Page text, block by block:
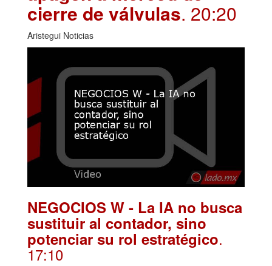
cierre de válvulas. 20:20
Aristegui Noticias
NEGOCIOS W - La IA no busca
sustituir al contador, sino
potenciar su rol estratégico.
17:10